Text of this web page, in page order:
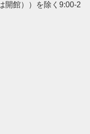
開館））を除く9:00-2